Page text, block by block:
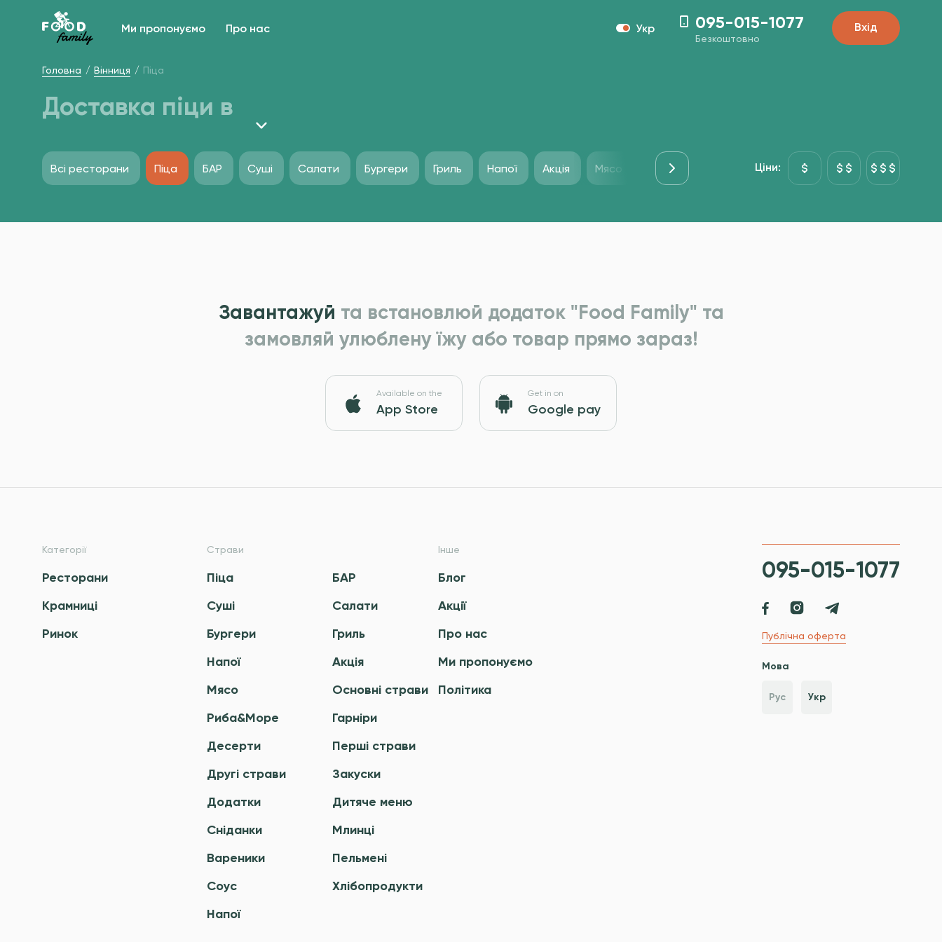
Ми пропонуємо Про нас Укр 095-015-1077
Безкоштовно
Вхід
Головна Вінниця Піца
Доставка піци в
Всі ресторани Піца БАР Суші Салати Бургери Гриль Напої Акція Мясо Основні страви Риба&Море Гарніри
Ціни:
Завантажуй та встановлюй додаток "Food Family" та
замовляй улюблену їжу або товар прямо зараз!
Available on the
App Store
Get in on
Google pay
Категорії
Ресторани
Крамниці
Ринок
Страви
Піца
БАР
Суші
Салати
Бургери
Гриль
Напої
Акція
Мясо
Основні страви
Риба&Море
Гарніри
Десерти
Перші страви
Другі страви
Закуски
Додатки
Дитяче меню
Сніданки
Млинці
Вареники
Пельмені
Соус
Хлібопродукти
Напої
Інше
Блог
Акції
Про нас
Ми пропонуємо
Політика
095-015-1077
Публічна оферта
Мова
Рус Укр